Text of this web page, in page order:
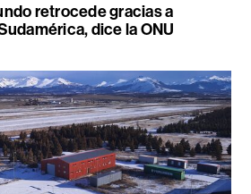
retrocede gracias a
dice la ONU